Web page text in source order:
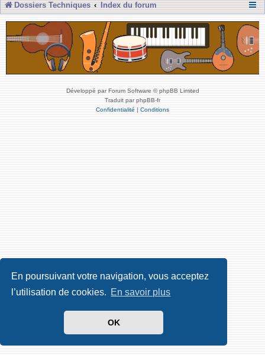
En poursuivant votre navigation, vous acceptez
l’utilisation de cookies. En savoir plus
OK
Dossiers Techniques Index du forum
Développé par Forum Software © phpBB Limited
Traduit par phpBB-fr
Confidentialité | Conditions